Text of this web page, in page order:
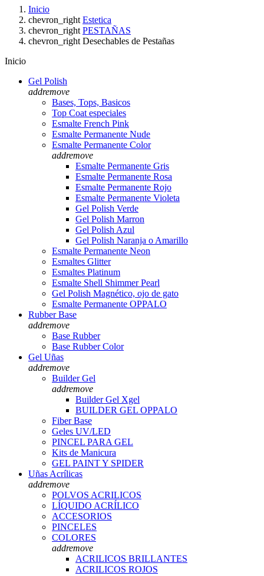
Inicio
chevron_right Estetica
chevron_right PESTAÑAS
chevron_right Desechables de Pestañas
Inicio
Gel Polish
addremove
Bases, Tops, Basicos
Top Coat especiales
Esmalte French Pink
Esmalte Permanente Nude
Esmalte Permanente Color
addremove
Esmalte Permanente Gris
Esmalte Permanente Rosa
Esmalte Permanente Rojo
Esmalte Permanente Violeta
Gel Polish Verde
Gel Polish Marron
Gel Polish Azul
Gel Polish Naranja o Amarillo
Esmalte Permanente Neon
Esmaltes Glitter
Esmaltes Platinum
Esmalte Shell Shimmer Pearl
Gel Polish Magnético, ojo de gato
Esmalte Permanente OPPALO
Rubber Base
addremove
Base Rubber
Base Rubber Color
Gel Uñas
addremove
Builder Gel
addremove
Builder Gel Xgel
BUILDER GEL OPPALO
Fiber Base
Geles UV/LED
PINCEL PARA GEL
Kits de Manicura
GEL PAINT Y SPIDER
Uñas Acrílicas
addremove
POLVOS ACRILICOS
LÍQUIDO ACRÍLICO
ACCESORIOS
PINCELES
COLORES
addremove
ACRILICOS BRILLANTES
ACRILICOS ROJOS